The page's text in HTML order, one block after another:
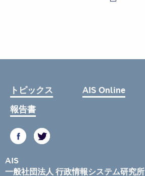
トピックス AIS Online
報告書
AIS
一般社団法人 行政情報システム研究所